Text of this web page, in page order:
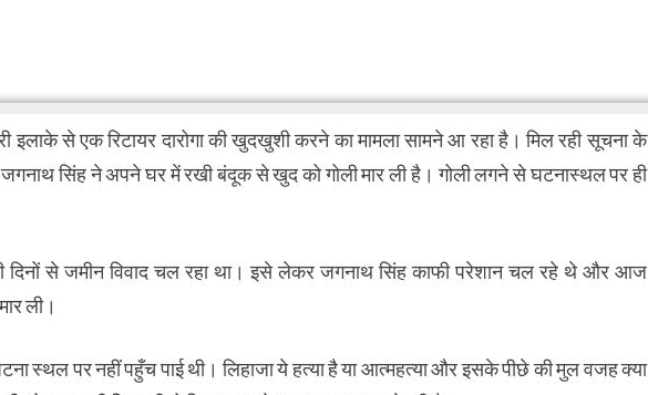
इलाके से एक रिटायर दारोगा की खुदखुशी करने का मामला सामने आ रहा है। मिल रही सूचना के
जगनाथ सिंह ने अपने घर में रखी बंदूक से खुद को गोली मार ली है। गोली लगने से घटनास्थल पर ही
दिनों से जमीन विवाद चल रहा था। इसे लेकर जगनाथ सिंह काफी परेशान चल रहे थे और आज
ली।
स्थल पर नहीं पहुँच पाई थी। लिहाजा ये हत्या है या आत्महत्या और इसके पीछे की मुल वजह क्या